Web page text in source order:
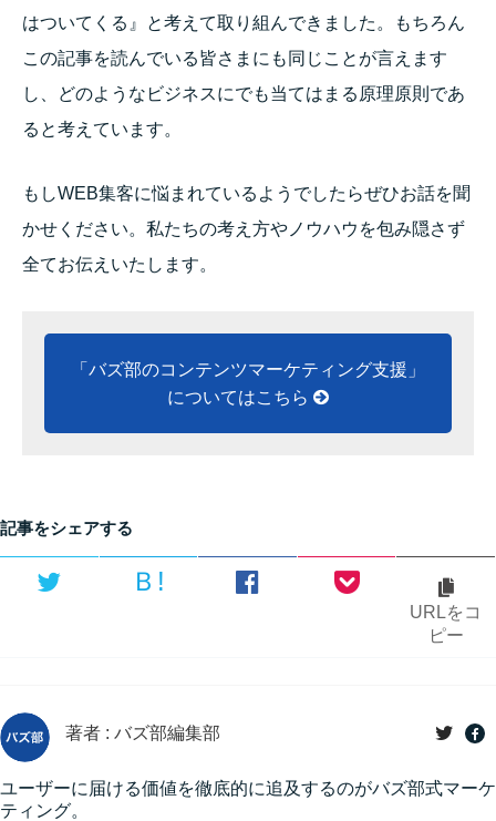
はついてくる』と考えて取り組んできました。もちろん
この記事を読んでいる皆さまにも同じことが言えます
し、どのようなビジネスにでも当てはまる原理原則であ
ると考えています。
もしWEB集客に悩まれているようでしたらぜひお話を聞
かせください。私たちの考え方やノウハウを包み隠さず
全てお伝えいたします。
「バズ部のコンテンツマーケティング支援」
についてはこちら
記事をシェアする
Ｂ!
URLをコ
ピー
著者 : バズ部編集部
ユーザーに届ける価値を徹底的に追及するのがバズ部式マーケ
ティング。